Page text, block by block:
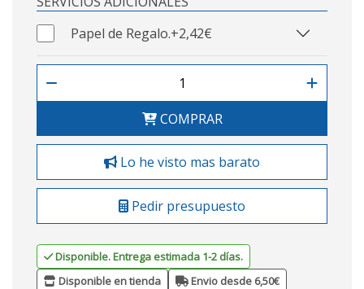
Papel de Regalo.+2,42€
COMPRAR
Lo he visto mas barato
Pedir presupuesto
Disponible. Entrega estimada 1-2 días.
Disponible en tienda
Envio desde 6,50€